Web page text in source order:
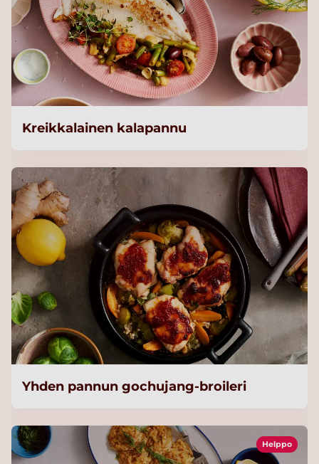
Kreikkalainen kalapannu
Yhden pannun gochujang-broileri
Helppo